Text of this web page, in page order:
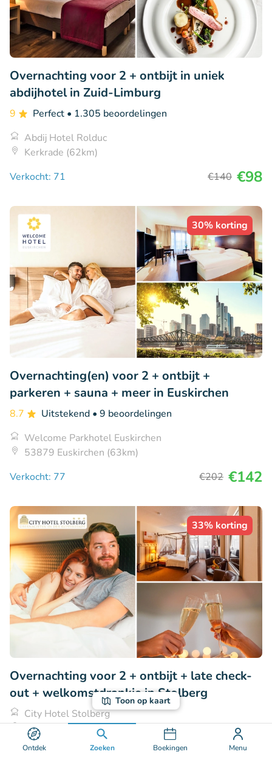
Ontdek Zoeken Boekingen Menu
Toon op kaart
Overnachting voor 2 + ontbijt in uniek
abdijhotel in Zuid-Limburg
9 Perfect • 1.305 beoordelingen
Abdij Hotel Rolduc
Kerkrade (62km)
Verkocht: 71
€140 €98
30% korting
Overnachting(en) voor 2 + ontbijt +
parkeren + sauna + meer in Euskirchen
8.7 Uitstekend • 9 beoordelingen
Welcome Parkhotel Euskirchen
53879 Euskirchen (63km)
Verkocht: 77
€202 €142
33% korting
Overnachting voor 2 + ontbijt + late check-
out + welkomstdrankje in Stolberg
City Hotel Stolberg
Stolberg (63km)
Verkocht: 22
€148 €99